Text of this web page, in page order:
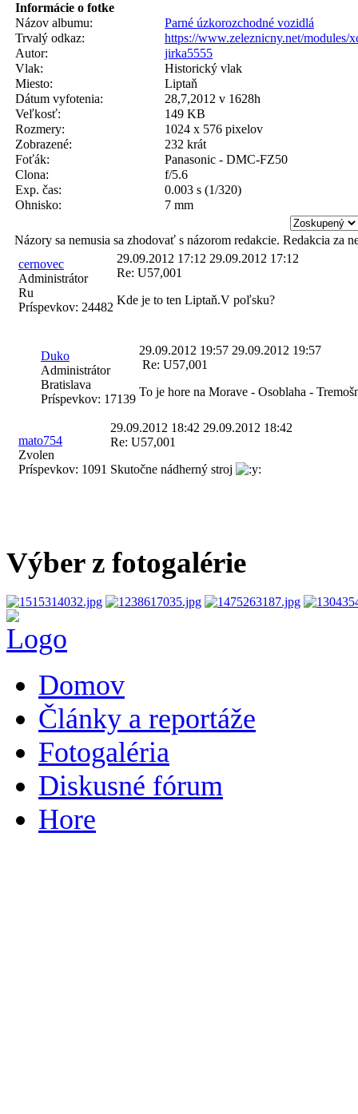
Informácie o fotke
Názov albumu:
Parné úzkorozchodné vozidlá
Trvalý odkaz:
https://www.zeleznicny.net/modules/
Autor:
jirka5555
Vlak:
Historický vlak
Miesto:
Liptaň
Dátum vyfotenia:
28,7,2012 v 1628h
Veľkosť:
149 KB
Rozmery:
1024 x 576 pixelov
Zobrazené:
232 krát
Foťák:
Panasonic - DMC-FZ50
Clona:
f/5.6
Exp. čas:
0.003 s (1/320)
Ohnisko:
7 mm
Názory sa nemusia sa zhodovať s názorom redakcie. Redakcia za
cernovec
Administrátor
Ru
Príspevkov: 24482
29.09.2012 17:12 29.09.2012 17:12
Re: U57,001
Kde je to ten Liptaň.V poľsku?
Duko
Administrátor
Bratislava
Príspevkov: 17139
29.09.2012 19:57 29.09.2012 19:57
Re: U57,001
To je hore na Morave - Osoblaha -
mato754
Zvolen
Príspevkov: 1091
29.09.2012 18:42 29.09.2012 18:42
Re: U57,001
Skutočne nádherný stroj
Výber z fotogalérie
Domov
Články a reportáže
Fotogaléria
Diskusné fórum
Hore